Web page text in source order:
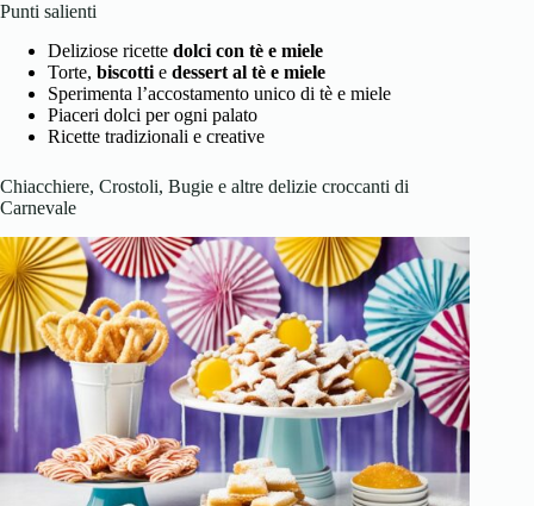
Punti salienti
Deliziose ricette dolci con tè e miele
Torte, biscotti e dessert al tè e miele
Sperimenta l’accostamento unico di tè e miele
Piaceri dolci per ogni palato
Ricette tradizionali e creative
Chiacchiere, Crostoli, Bugie e altre delizie croccanti di
Carnevale